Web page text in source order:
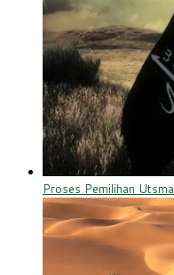
Proses Pemilihan